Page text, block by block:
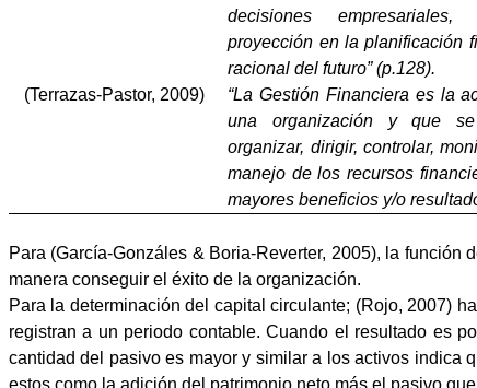
decisiones
proyección en la planificación
racional del futuro” (p.128).
(Terrazas-Pastor, 2009)
“La Gestión Financiera es la
una organización y que
organizar, dirigir, controlar,
manejo de los recursos
mayores beneficios y/o
Para (García-Gonzáles & Boria-Reverter, 2005), la función
manera conseguir el éxito de la organización.
Para la determinación del capital circulante; (Rojo, 2007)
registran a un periodo contable. Cuando el resultado es
cantidad del pasivo es mayor y similar a los activos indica
estos como la adición del patrimonio neto más el pasivo